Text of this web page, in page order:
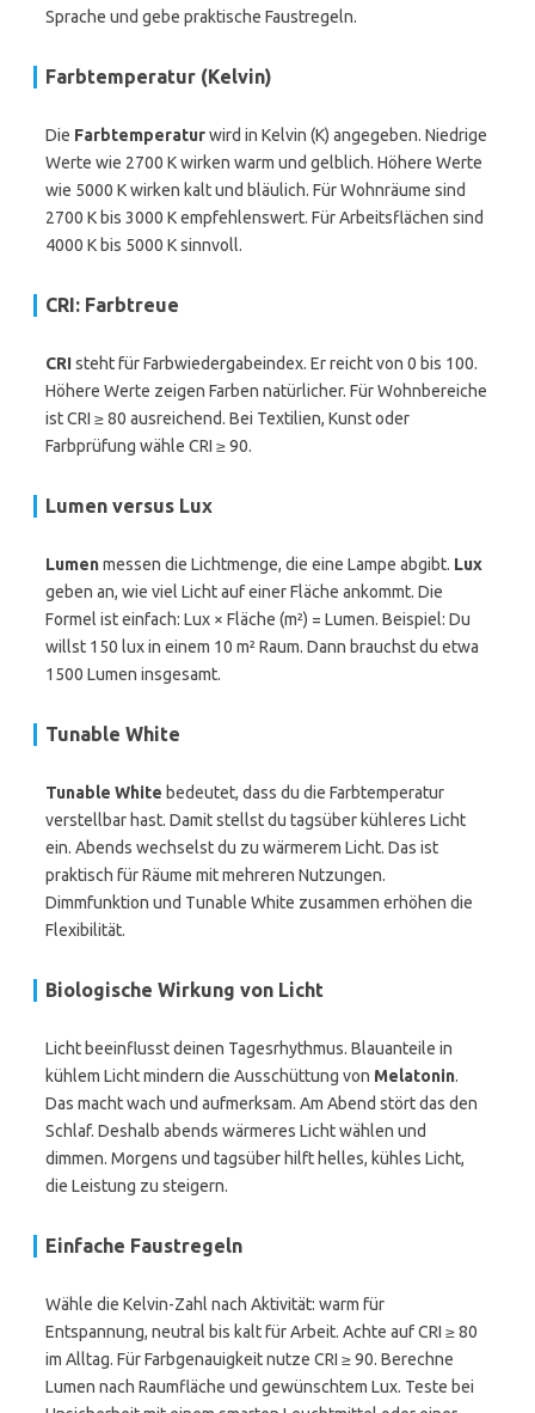
Sprache und gebe praktische Faustregeln.
Farbtemperatur (Kelvin)
Die Farbtemperaturwird in Kelvin (K) angegeben. Niedrige
Werte wie 2700 K wirken warm und gelblich. Höhere Werte
wie 5000 K wirken kalt und bläulich. Für Wohnräume sind
2700 K bis 3000 K empfehlenswert. Für Arbeitsflächen sind
4000 K bis 5000 K sinnvoll.
CRI: Farbtreue
CRIsteht für Farbwiedergabeindex. Er reicht von 0 bis 100.
Höhere Werte zeigen Farben natürlicher. Für Wohnbereiche
ist CRI ≥ 80 ausreichend. Bei Textilien, Kunst oder
Farbprüfung wähle CRI ≥ 90.
Lumen versus Lux
Lumenmessen die Lichtmenge, die eine Lampe abgibt. Lux
geben an, wie viel Licht auf einer Fläche ankommt. Die
Formel ist einfach: Lux × Fläche (m²) = Lumen. Beispiel: Du
willst 150 lux in einem 10 m² Raum. Dann brauchst du etwa
1500 Lumen insgesamt.
Tunable White
Tunable White bedeutet, dass du die Farbtemperatur
verstellbar hast. Damit stellst du tagsüber kühleres Licht
ein. Abends wechselst du zu wärmerem Licht. Das ist
praktisch für Räume mit mehreren Nutzungen.
Dimmfunktion und Tunable White zusammen erhöhen die
Flexibilität.
Biologische Wirkung von Licht
Licht beeinflusst deinen Tagesrhythmus. Blauanteile in
kühlem Licht mindern die Ausschüttung von Melatonin.
Das macht wach und aufmerksam. Am Abend stört das den
Schlaf. Deshalb abends wärmeres Licht wählen und
dimmen. Morgens und tagsüber hilft helles, kühles Licht,
die Leistung zu steigern.
Einfache Faustregeln
Wähle die Kelvin-Zahl nach Aktivität: warm für
Entspannung, neutral bis kalt für Arbeit. Achte auf CRI ≥ 80
im Alltag. Für Farbgenauigkeit nutze CRI ≥ 90. Berechne
Lumen nach Raumfläche und gewünschtem Lux. Teste bei